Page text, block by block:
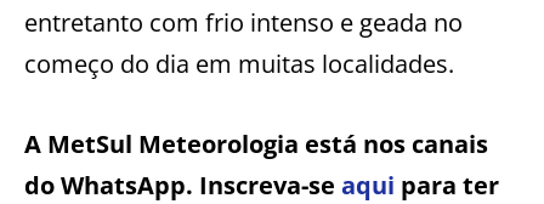
entretanto com frio intenso e geada no
começo do dia em muitas localidades.
A MetSul Meteorologia está nos canais
do WhatsApp. Inscreva-se aqui para ter